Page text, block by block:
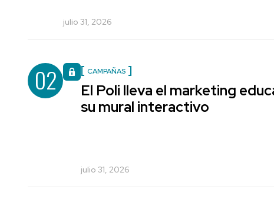
julio 31, 2026
02 CAMPAÑAS
El Poli lleva el marketing
su mural interactivo
julio 31, 2026